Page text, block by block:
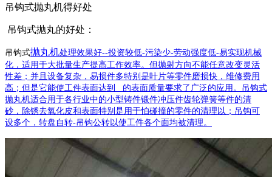
吊钩式抛丸机得好处
吊钩式抛丸的好处：
吊钩式抛丸机处理效果好--投资较低-污染少-劳动强度低-易实现机械
化，适用于大批量生产提高工作效率。但抛射方向不能任意改变灵活
性差；并且设备复杂，易损件多特别是叶片等零件磨损快，维修费用
高；但是它能使工件表面达到 的表面质量要求了广泛的应用。 吊钩式
抛丸机适合用于各行业中的小型铸件锻件冲压件齿轮弹簧等件的清
砂，除锈去氧化皮和表面特别是用于怕碰撞的零件的清理以；吊钩可
设多个，转盘自转-吊钩公转以使工件各个面均被清理。